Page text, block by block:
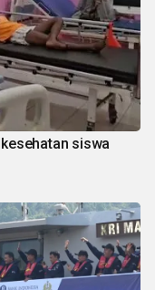
siswa